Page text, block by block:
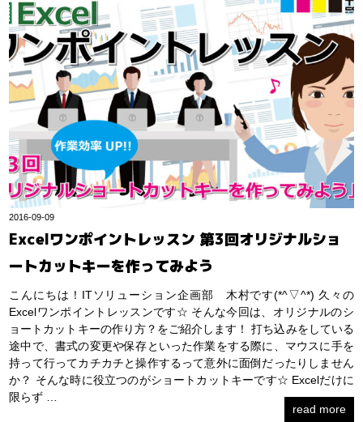
2016-09-09
Excelワンポイントレッスン 第3回オリジナルショ
ートカットキーを作ってみよう
こんにちは！ITソリューション企画部 木村です(*^▽^*) 久々の
Excelワンポイントレッスンです☆ そんな今回は、オリジナルのシ
ョートカットキーの作り方？をご紹介します！ 打ち込みをしている
途中で、書式の変更や保存といった作業をする際に、マウスに手を
持って行ってカチカチと操作するって意外に面倒だったりしません
か？ そんな時に役立つのがショートカットキーです☆ Excelだけに
限らず …
read more